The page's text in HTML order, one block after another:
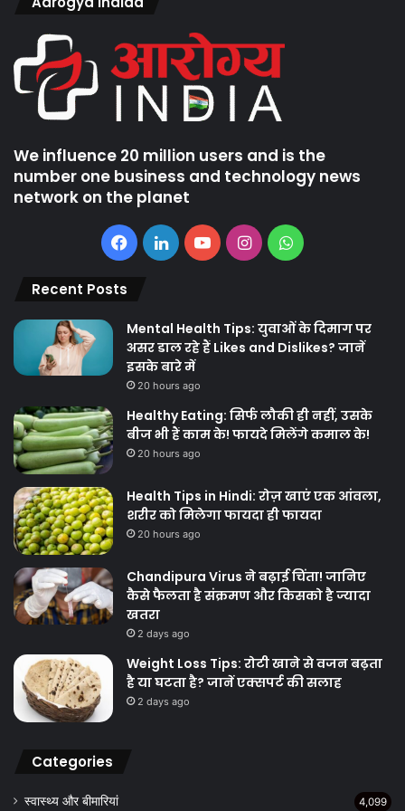
We influence 20 million users and is the
number one business and technology news
network on the planet
Facebook
LinkedInYouTubeInstagramWhatsApp
Recent Posts
Mental Health Tips: युवाओं के दिमाग पर
असर डाल रहे हैं Likes and Dislikes? जानें
इसके बारे में
20 hours ago
Healthy Eating: सिर्फ लौकी ही नहीं, उसके
बीज भी हैं काम के! फायदे मिलेंगे कमाल के!
20 hours ago
Health Tips in Hindi: रोज़ खाएं एक आंवला,
शरीर को मिलेगा फायदा ही फायदा
20 hours ago
Chandipura Virus ने बढ़ाई चिंता! जानिए
कैसे फैलता है संक्रमण और किसको है ज्यादा
खतरा
2 days ago
Weight Loss Tips: रोटी खाने से वजन बढ़ता
है या घटता है? जानें एक्सपर्ट की सलाह
2 days ago
Categories
स्वास्थ्य और बीमारियां 4,099